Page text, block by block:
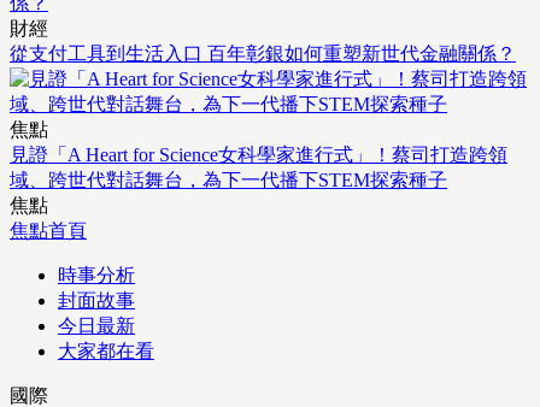
財經
從支付工具到生活入口 百年彰銀如何重塑新世代金融關係？
焦點
見證「A Heart for Science女科學家進行式」！蔡司打造跨領
域、跨世代對話舞台，為下一代播下STEM探索種子
焦點
焦點首頁
時事分析
封面故事
今日最新
大家都在看
國際